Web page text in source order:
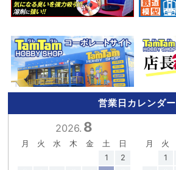
営業日カレンダー
2026. 8
月 火 水 木 金 土
日
1
2
月 火
1